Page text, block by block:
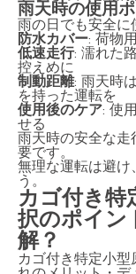
雨天時の使用
雨の日でも安全に
防水カバー: 荷物
低速走行: 濡れた
控えめに
制動距離: 雨天時
を持った運転を
使用後のケア: 使
せる
雨天時の安全な
要です。
無理な運転は避け
う。
カゴ付き特
択のポイン
解？
カゴ付き特定小